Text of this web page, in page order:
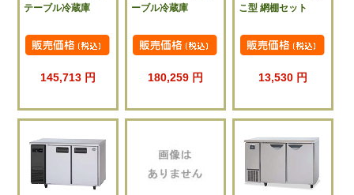
テーブル冷蔵庫
145,713 円
ーブル冷蔵庫
180,259 円
こ型 網棚セット
13,530 円